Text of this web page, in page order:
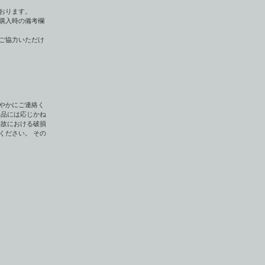
ります。
入時の備考欄
協力いただけ
かにご連絡く
には応じかね
における破損
ださい。 その